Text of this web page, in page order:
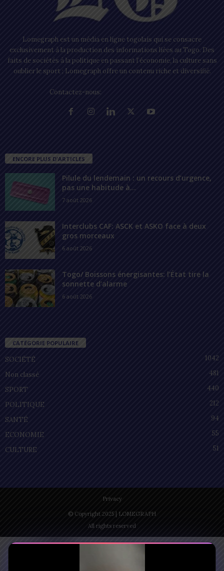
Lomegraph est un média en ligne togolais qui se consacre
exclusivement à la production des informations liées au Togo. Des
faits de sociétés à la politique en passant l’économie, la culture sans
oublier le sport ; Lomegraph offre un contenu riche et diversifié.
Contactez-nous:
ENCORE PLUS D'ARTICLES
Pilule du lendemain : un recours d’urgence,
pas une habitude à...
7 août 2026
Interclubs CAF: ASCK et ASKO face à deux
gros morceaux
6 août 2026
Togo/ Boissons énergisantes: l’État tire la
sonnette d’alarme
6 août 2026
CATÉGORIE POPULAIRE
SOCIÉTÉ
1042
Non classé
481
SPORT
440
POLITIQUE
212
SANTÉ
94
ECONOMIE
55
CULTURE
51
Privacy
© Copyright 2025 | LOMEGRAPH
All rights reserved